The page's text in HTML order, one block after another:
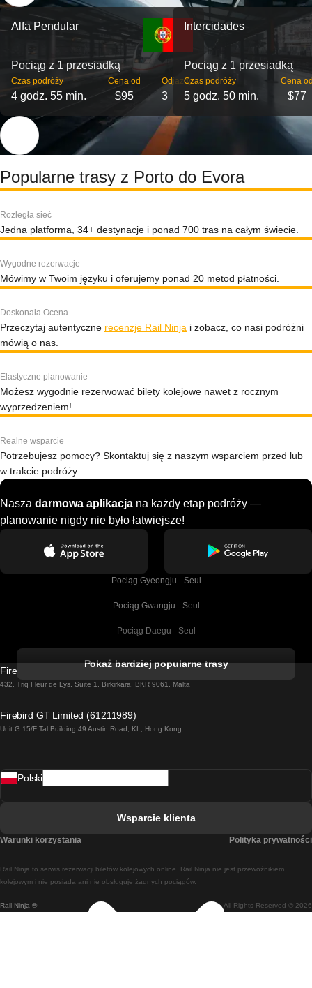
Alfa Pendular
Pociąg z 1 przesiadką
Czas podróży
4 godz. 55 min.
Cena od
$95
Odjazdy
3
Intercidades
Pociąg z 1 przesiadką
Czas podróży
5 godz. 50 min.
Cena
$77
Popularne trasy z Porto do Evora
Rozległa sieć
Jedna platforma, 34+ destynacje i ponad 700 tras na całym świecie.
Wygodne rezerwacje
Mówimy w Twoim języku i oferujemy ponad 20 metod płatności.
Doskonała Ocena
Przeczytaj autentyczne recenzje Rail Ninja i zobacz, co nasi podróżni
mówią o nas.
Elastyczne planowanie
Możesz wygodnie rezerwować bilety kolejowe nawet z rocznym
wyprzedzeniem!
Realne wsparcie
Potrzebujesz pomocy? Skontaktuj się z naszym wsparciem przed lub
w trakcie podróży.
Nasza darmowa aplikacja na każdy etap podróży —
planowanie nigdy nie było łatwiejsze!
Pociąg Gyeongju - Seul
Pociąg Gwangju - Seul
Pociąg Daegu - Seul
Pociąg Dublin - Galway
Pociąg Rzym - Neapol
Pociąg Madryt - Lizbona
Pociąg Madryt - Barcelona
Pokaż bardziej popularne trasy
Firebird GT Limited (OC 1451)
432, Triq Fleur de Lys, Suite 1, Birkirkara, BKR 9061, Malta
Firebird GT Limited (61211989)
Unit G 15/F Tal Building 49 Austin Road, KL, Hong Kong
Rail Ninja ® All Rights Reserved © 2026
Rail Ninja to serwis rezerwacji biletów kolejowych online. Rail Ninja nie jest przewoźnikiem
kolejowym i nie posiada ani nie obsługuje żadnych pociągów.
Polski
Wsparcie klienta
Warunki korzystania Polityka prywatności